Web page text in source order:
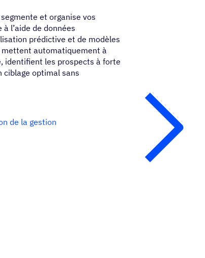
et organise vos
l’aide de données
prédictive et de modèles
mettent automatiquement à
identifient les prospects à forte
optimal sans
de la gestion